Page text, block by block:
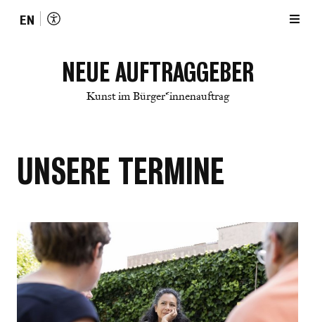
EN
NEUE AUFTRAGGEBER
Kunst im Bürger*innenauftrag
UNSERE TERMINE